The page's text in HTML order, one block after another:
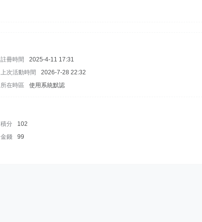
註冊時間
2025-4-11 17:31
上次活動時間
2026-7-28 22:32
所在時區 使用系統默認
積分
102
金錢
99